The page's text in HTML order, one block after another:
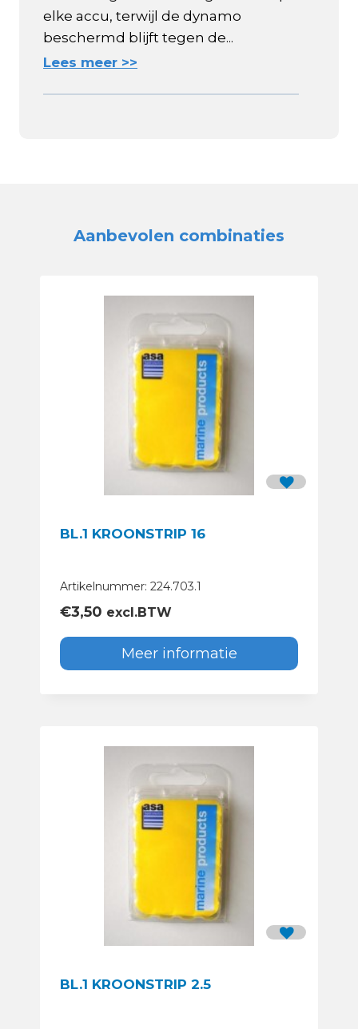
elke accu, terwijl de dynamo
beschermd blijft tegen de...
Lees meer >>
Aanbevolen combinaties
BL.1 KROONSTRIP 16
Artikelnummer: 224.703.1
€3,50 excl.BTW
Meer informatie
BL.1 KROONSTRIP 2.5